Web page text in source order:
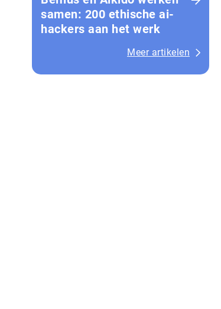
samen: 200 ethische ai-
hackers aan het werk
Meer artikelen